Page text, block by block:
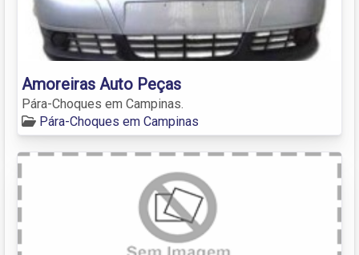
Amoreiras Auto Peças
Pára-Choques em Campinas.
Pára-Choques em Campinas